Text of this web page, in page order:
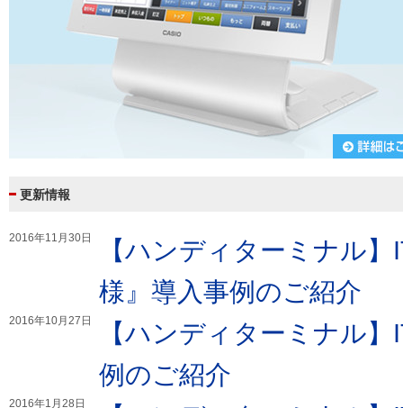
更新情報
2016年11月30日
【ハンディターミナル
様』導入事例のご紹介
2016年10月27日
【ハンディターミナル
例のご紹介
2016年1月28日